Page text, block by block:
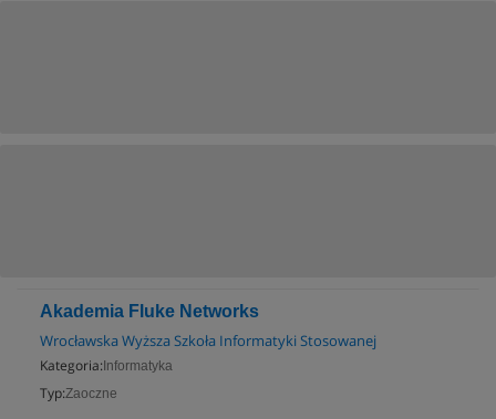
Akademia Fluke Networks
Wrocławska Wyższa Szkoła Informatyki Stosowanej
Kategoria: Informatyka
Typ:Zaoczne